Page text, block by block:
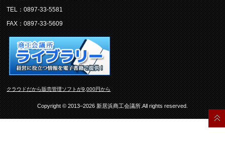
TEL：0897-33-5581
FAX：0897-33-5609
クラウドだから販売管理ソフトが9,000円から
Copyright © 2013–2026 新居浜商工会議所.All rights reserved.